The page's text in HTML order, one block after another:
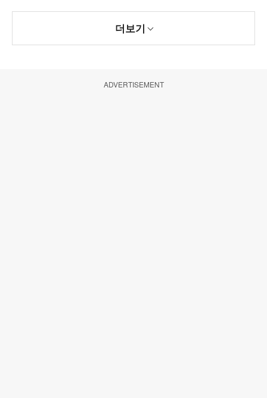
더보기
ADVERTISEMENT